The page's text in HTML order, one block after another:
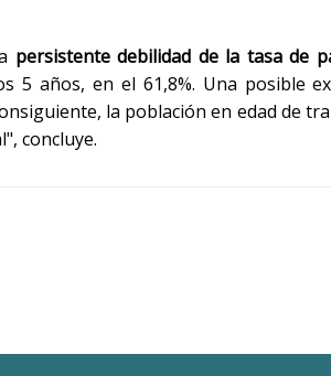
persistente debilidad de la tasa de
5 años, en el 61,8%. Una posible
la población en edad de
concluye.